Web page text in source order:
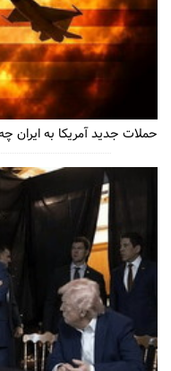
حملات جدید آمریکا به ایران